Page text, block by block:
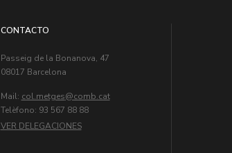
CONTACTO
Passeig de la Bonanova, 47
08017 Barcelona
Mail: col.metges
Telèfono: 93 567 88 88
VER DELEGACIONES